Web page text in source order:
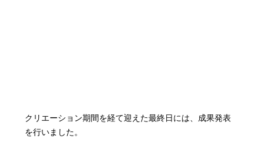
クリエーション期間を経て迎えた最終日には、成果発表
を行いました。